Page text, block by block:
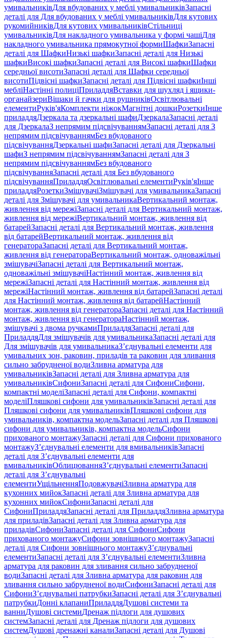
умивальниківДля вбудованих у меблі умивальниківЗапасні
деталі для Для вбудованих у меблі умивальниківДля кутових
рукомийниківДля кутових умивальниківСтільниці
умивальниківДля накладного умивальника у формі чашіДля
накладного умивальника прямокутної формиШафкиЗапасні
деталі для ШафкиНизькі шафкиЗапасні деталі для Низькі
шафкиВисокі шафкиЗапасні деталі для Високі шафкиШафки
середньої висотиЗапасні деталі для Шафки середньої
висотиПідвісні шафкиЗапасні деталі для Підвісні шафкиІнші
мебліНастінні полиціПриладдяВставки для шухляд і ящики-
органайзериВішаки й гачки для рушниківОсвітлювальні
елементиРуків'яКомплекти ніжокМагнітні дошкиРозеткиІнше
приладдяДзеркала та дзеркальні шафиДзеркалаЗапасні деталі
для ДзеркалаЗ непрямим підсвічуваннямЗапасні деталі для З
непрямим підсвічуваннямБез вбудованого
підсвічуванняДзеркальні шафиЗапасні деталі для Дзеркальні
шафиЗ непрямим підсвічуваннямЗапасні деталі для З
непрямим підсвічуваннямБез вбудованого
підсвічуванняЗапасні деталі для Без вбудованого
підсвічуванняПриладдяОсвітлювальні елементиРуків'яІнше
приладдяРозеткиЗмішувачіЗмішувачі для умивальникаЗапасні
деталі для Змішувачі для умивальникаВертикальний монтаж,
живлення від мережіЗапасні деталі для Вертикальний монтаж,
живлення від мережіВертикальний монтаж, живлення від
батарейЗапасні деталі для Вертикальний монтаж, живлення
від батарейВертикальний монтаж, живлення від
генератораЗапасні деталі для Вертикальний монтаж,
живлення від генератораВертикальний монтаж, одноважільні
змішувачіЗапасні деталі для Вертикальний монтаж,
одноважільні змішувачіНастінний монтаж, живлення від
мережіЗапасні деталі для Настінний монтаж, живлення від
мережіНастінний монтаж, живлення від батарейЗапасні деталі
для Настінний монтаж, живлення від батарейНастінний
монтаж, живлення від генератораЗапасні деталі для Настінний
монтаж, живлення від генератораНастінний монтаж,
змішувачі з двома ручкамиПриладдяЗапасні деталі для
ПриладдяДля змішувачів для умивальникаЗапасні деталі для
Для змішувачів для умивальникаЗ’єднувальні елементи для
умивальних зон, раковин, приладів та раковин для зливання
сильно забрудненої водиЗливна арматура для
умивальниківЗапасні деталі для Зливна арматура для
умивальниківСифониЗапасні деталі для СифониСифони,
компактні моделіЗапасні деталі для Сифони, компактні
моделіПляшкові сифони для умивальниківЗапасні деталі для
Пляшкові сифони для умивальниківПляшкові сифони для
умивальників, компактна модельЗапасні деталі для Пляшкові
сифони для умивальників, компактна модельСифони
прихованого монтажуЗапасні деталі для Сифони прихованого
монтажуЗ’єднувальні елементи для вмивальниківЗапасні
деталі для З’єднувальні елементи для
вмивальниківОблицюванняЗ’єднувальні елементиЗапасні
деталі для З’єднувальні
елементиУщільненняПодовжувачіЗливна арматура для
кухонних мийокЗапасні деталі для Зливна арматура для
кухонних мийокСифониЗапасні деталі для
СифониПриладдяЗапасні деталі для ПриладдяЗливна арматура
для приладівЗапасні деталі для Зливна арматура для
приладівСифониЗапасні деталі для СифониСифони
прихованого монтажуСифони зовнішнього монтажуЗапасні
деталі для Сифони зовнішнього монтажуЗ’єднувальні
елементиЗапасні деталі для З’єднувальні елементиЗливна
арматура для раковин для зливання сильно забрудненої
водиЗапасні деталі для Зливна арматура для раковин для
зливання сильно забрудненої водиСифониЗапасні деталі для
СифониЗ’єднувальні патрубкиЗапасні деталі для З’єднувальні
патрубкиДонні клапаниПриладдяДушові системи та
ванниДушові системиДренаж підлоги для душових
системЗапасні деталі для Дренаж підлоги для душових
системДушові дренажні каналиЗапасні деталі для Душові